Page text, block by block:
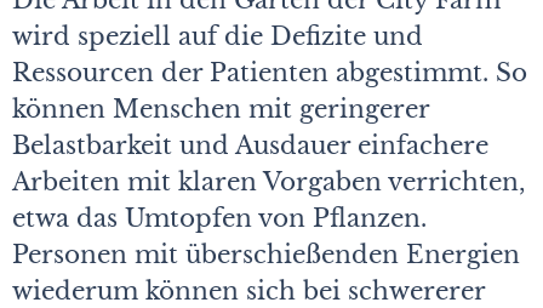
wird speziell auf die Defizite und
Ressourcen der Patienten abgestimmt. So
können Menschen mit geringerer
Belastbarkeit und Ausdauer einfachere
Arbeiten mit klaren Vorgaben verrichten,
etwa das Umtopfen von Pflanzen.
Personen mit überschießenden Energien
wiederum können sich bei schwererer